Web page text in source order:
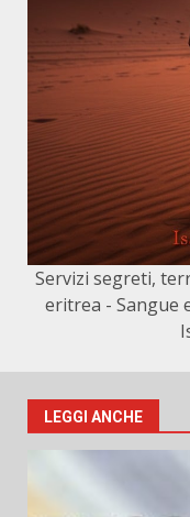
Servizi segreti,
eritrea - Sangue
LEGGI ANCHE